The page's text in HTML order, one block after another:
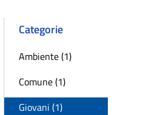
Categorie
Ambiente (1)
Comune (1)
Giovani (1)